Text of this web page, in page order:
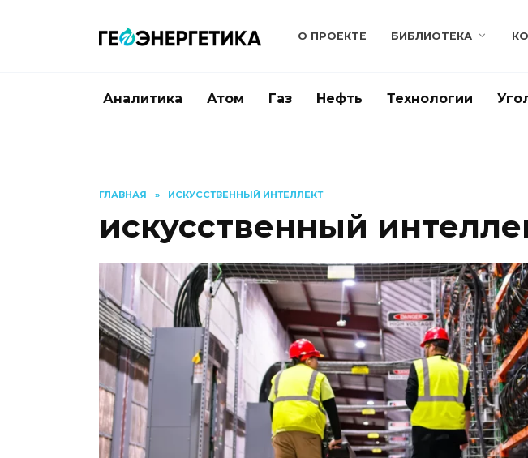
О ПРОЕКТЕ БИБЛИОТЕКА
Аналитика Атом Газ Нефть Технологии
ГЛАВНАЯ » ИСКУССТВЕННЫЙ ИНТЕЛЛЕКТ
искусственный